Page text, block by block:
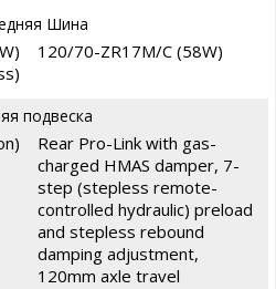
Шина
120/70-ZR17M/C (58W)
подвеска
Rear Pro-Link with gas-
charged HMAS damper, 7-
step (stepless remote-
controlled hydraulic) preload
and stepless rebound
damping adjustment,
120mm axle travel